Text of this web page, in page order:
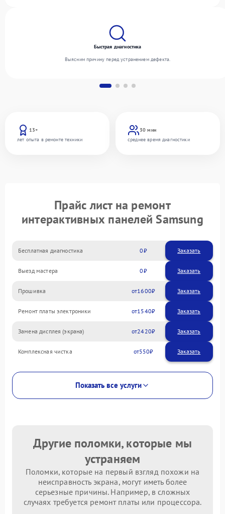
13+
лет опыта в ремонте техники
30 мин
среднее время диагностики
Быстрая диагностика
Выясним причину перед устранением дефекта.
Прайс лист на ремонт
интерактивных панелей Samsung
Бесплатная диагностика 0 Заказать
Выезд мастера 0 Заказать
Прошивка 1600
Ремонт платы электроники 1540
Замена дисплея (экрана) 2420
Комплексная чистка 550
Показать все услуги
Другие поломки, которые мы
устраняем
Поломки, которые на первый взгляд похожи на
неисправность экрана, могут иметь более
серьезные причины. Например, в сложных
случаях требуется ремонт платы или процессора.